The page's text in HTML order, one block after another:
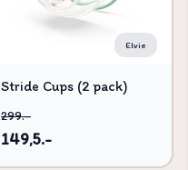
Elvie
Stride Cups (2 pack)
299.-
149,5.-